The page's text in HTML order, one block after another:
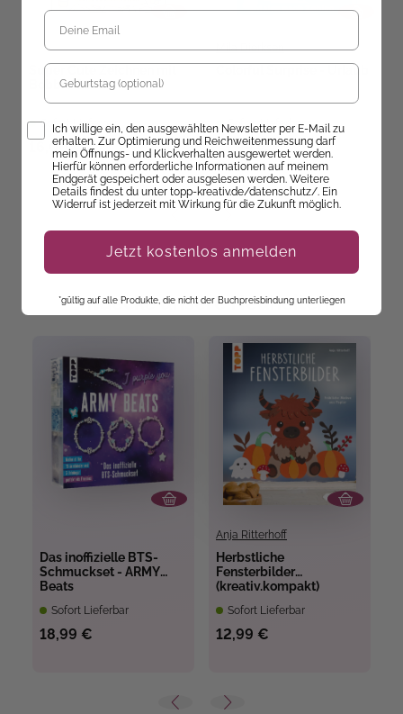
Super Cute Zeichnen mit
Bobbie Goods
Sofort Lieferbar
16,00 €
Mila Dierksen
Colorful Surprise - Urlaub
Sofort Lieferbar
13,99 €
Entdecke unsere Neuheiten!
Das inoffizielle BTS-
Schmuckset - ARMY
Beats
Sofort Lieferbar
18,99 €
Anja Ritterhoff
Herbstliche
Fensterbilder
(kreativ.kompakt)
Sofort Lieferbar
12,99 €
Geburtstag
Opt-InIch willige ein, den ausgewählten Newsletter per E-Mail zu
erhalten. Zur Optimierung und Reichweitenmessung darf
mein Öffnungs- und Klickverhalten ausgewertet werden.
Hierfür können erforderliche Informationen auf meinem
Endgerät gespeichert oder ausgelesen werden. Weitere
Details findest du unter topp-kreativ.de/datenschutz/. Ein
Widerruf ist jederzeit mit Wirkung für die Zukunft möglich.
Jetzt kostenlos anmelden
*gültig auf alle Produkte, die nicht der Buchpreisbindung unterliegen